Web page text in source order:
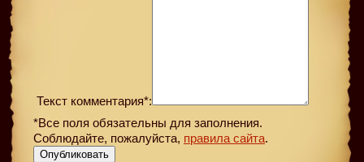
Текст комментария*:
*Все поля обязательны для заполнения.
Соблюдайте, пожалуйста, правила сайта.
Опубликовать